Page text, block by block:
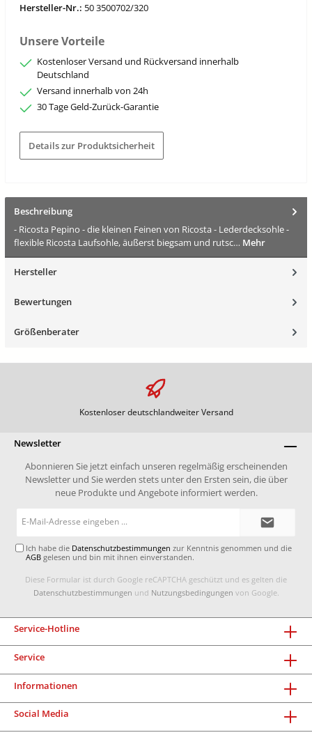
Hersteller-Nr.: 50 3500702/320
Unsere Vorteile
Kostenloser Versand und Rückversand innerhalb
Deutschland
Versand innerhalb von 24h
30 Tage Geld-Zurück-Garantie
Details zur Produktsicherheit
Beschreibung
- Ricosta Pepino - die kleinen Feinen von Ricosta - Lederdecksohle -
flexible Ricosta Laufsohle, äußerst biegsam und rutsc… Mehr
Hersteller
Bewertungen
Größenberater
Kostenloser deutschlandweiter Versand
Newsletter
Abonnieren Sie jetzt einfach unseren regelmäßig erscheinenden
Newsletter und Sie werden stets unter den Ersten sein, die über
neue Produkte und Angebote informiert werden.
Ich habe die Datenschutzbestimmungen zur Kenntnis genommen und die
AGB gelesen und bin mit ihnen einverstanden.
Diese Formular ist durch Google reCAPTCHA geschützt und es gelten die
Datenschutzbestimmungen und Nutzungsbedingungen von Google.
Service-Hotline
Service
Informationen
Social Media